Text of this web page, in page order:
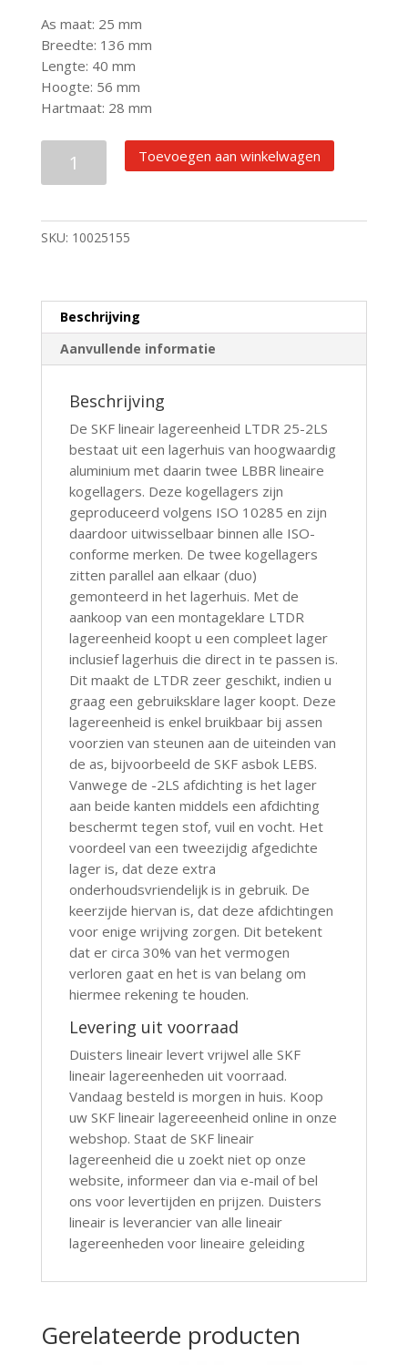
As maat: 25 mm
Breedte: 136 mm
Lengte: 40 mm
Hoogte: 56 mm
Hartmaat: 28 mm
Lineair
25-
Toevoegen aan winkelwagen
SKU: 10025155
Beschrijving
Aanvullende informatie
Beschrijving
De SKF lineair lagereenheid LTDR 25-2LS
bestaat uit een lagerhuis van hoogwaardig
aluminium met daarin twee LBBR lineaire
kogellagers. Deze kogellagers zijn
geproduceerd volgens ISO 10285 en zijn
daardoor uitwisselbaar binnen alle ISO-
conforme merken. De twee kogellagers
zitten parallel aan elkaar (duo)
gemonteerd in het lagerhuis. Met de
aankoop van een montageklare LTDR
lagereenheid koopt u een compleet lager
inclusief lagerhuis die direct in te passen is.
Dit maakt de LTDR zeer geschikt, indien u
graag een gebruiksklare lager koopt. Deze
lagereenheid is enkel bruikbaar bij assen
voorzien van steunen aan de uiteinden van
de as, bijvoorbeeld de SKF asbok LEBS.
Vanwege de -2LS afdichting is het lager
aan beide kanten middels een afdichting
beschermt tegen stof, vuil en vocht. Het
voordeel van een tweezijdig afgedichte
lager is, dat deze extra
onderhoudsvriendelijk is in gebruik. De
keerzijde hiervan is, dat deze afdichtingen
voor enige wrijving zorgen. Dit betekent
dat er circa 30% van het vermogen
verloren gaat en het is van belang om
hiermee rekening te houden.
Levering uit voorraad
Duisters lineair levert vrijwel alle SKF
lineair lagereenheden uit voorraad.
Vandaag besteld is morgen in huis. Koop
uw SKF lineair lagereeenheid online in onze
webshop. Staat de SKF lineair
lagereenheid die u zoekt niet op onze
website, informeer dan via e-mail of bel
ons voor levertijden en prijzen. Duisters
lineair is leverancier van alle lineair
lagereenheden voor lineaire geleiding
Gerelateerde producten